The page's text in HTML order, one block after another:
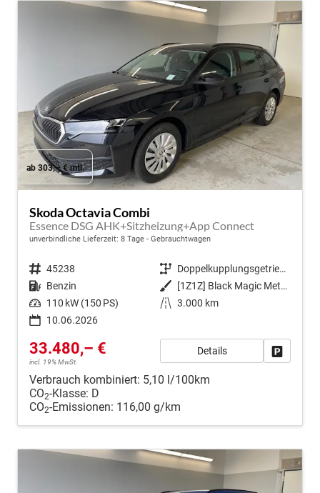
ab 303,– € mtl.
Skoda Octavia Combi
Essence DSG AHK+Sitzheizung+App Connect
unverbindliche Lieferzeit: 8 Tage Gebrauchtwagen
Fahrzeugnr. 45238 Getriebe
Doppelkupplungsgetriebe (DSG)
Kraftstoff Benzin Außenfarbe
[1Z1Z] Black Magic Metallic
Leistung 110 kW (150 PS) Kilometerstand 3.000 km
10.06.2026
33.480,– €
incl. 19% MwSt.
Details
Verbrauch kombiniert: 5,10 l/100km
CO2-Klasse: D
CO2-Emissionen: 116,00 g/km